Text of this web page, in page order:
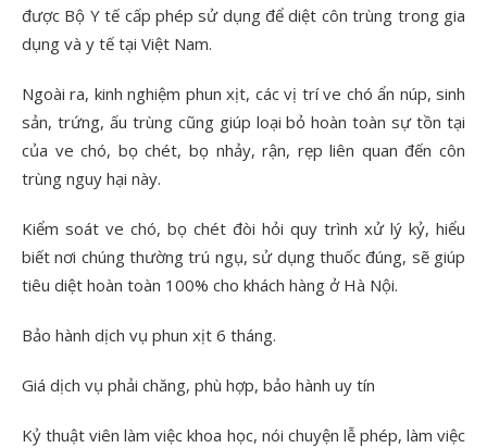
được Bộ Y tế cấp phép sử dụng để diệt côn trùng trong gia
dụng và y tế tại Việt Nam.
Ngoài ra, kinh nghiệm phun xịt, các vị trí ve chó ẩn núp, sinh
sản, trứng, ấu trùng cũng giúp loại bỏ hoàn toàn sự tồn tại
của ve chó, bọ chét, bọ nhảy, rận, rẹp liên quan đến côn
trùng nguy hại này.
Kiểm soát ve chó, bọ chét đòi hỏi quy trình xử lý kỷ, hiểu
biết nơi chúng thường trú ngụ, sử dụng thuốc đúng, sẽ giúp
tiêu diệt hoàn toàn 100% cho khách hàng ở Hà Nội.
Bảo hành dịch vụ phun xịt 6 tháng.
Giá dịch vụ phải chăng, phù hợp, bảo hành uy tín
Kỷ thuật viên làm việc khoa học, nói chuyện lễ phép, làm việc